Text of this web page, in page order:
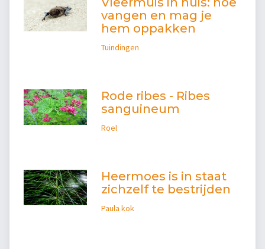
vangen en mag je
hem oppakken
Tuindingen
Rode ribes - Ribes
sanguineum
Roel
Heermoes is in staat
zichzelf te bestrijden
Paula kok